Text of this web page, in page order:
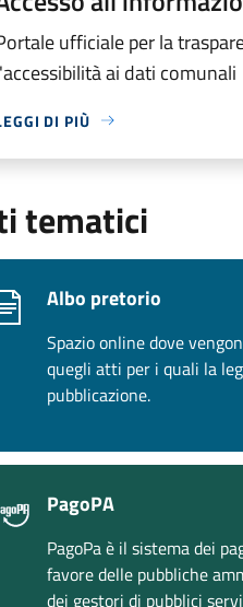
ufficiale per la
ai dati comunali
DI PIÙ
tematici
Albo pretorio
Spazio online dove
quegli atti per i quali la
pubblicazione.
PagoPA
PagoPa è il sistema dei
favore delle pubbliche
dei gestori di pubblici